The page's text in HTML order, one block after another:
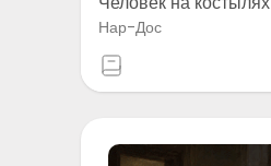
Нар-Дос